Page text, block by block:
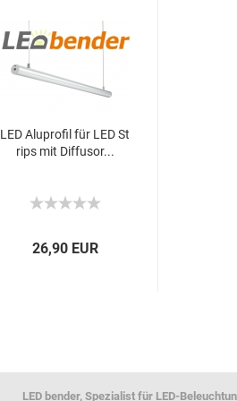
LED Aluprofil für LED St
rips mit Diffusor...
26,90 EUR
LED bender, Spezialist für LED-